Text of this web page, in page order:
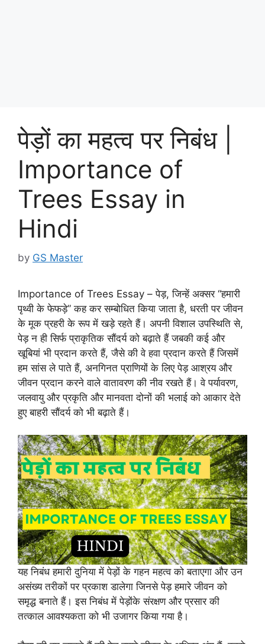
पेड़ों का महत्व पर निबंध |
Importance of
Trees Essay in
Hindi
by GS Master
Importance of Trees Essay – पेड़, जिन्हें अक्सर “हमारी
पृथ्वी के फेफड़े” कह कर सम्बोधित किया जाता है, धरती पर जीवन
के मूक प्रहरी के रूप में खड़े रहते हैं। अपनी विशाल उपस्थिति से,
पेड़ न ही सिर्फ प्राकृतिक सौंदर्य को बढ़ाते हैं जबकी कई और
खूबियां भी प्रदान करते हैं, जैसे की वे हवा प्रदान करते हैं जिसमें
हम सांस ले पाते हैं, अनगिनत प्राणियों के लिए पेड़ आश्रय और
जीवन प्रदान करने वाले वातावरण की नीव रखते हैं। वे पर्यावरण,
जलवायु और प्रकृति और मानवता दोनों की भलाई को आकार देते
हुए बाहरी सौंदर्य को भी बढ़ाते हैं।
यह निबंध हमारी दुनिया में पेड़ों के गहन महत्व को बताएगा और उन
असंख्य तरीकों पर प्रकाश डालेगा जिनसे पेड़ हमारे जीवन को
समृद्ध बनाते हैं। इस निबंध में पेड़ोंके संरक्षण और प्रसार की
तत्काल आवश्यकता को भी उजागर किया गया है।